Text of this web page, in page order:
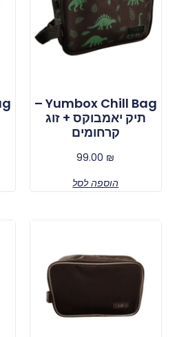
Yumbox Chill Bag –
תיק יאמבוקס + זוג
קרחומים
99.00 ₪
הוספה לסל